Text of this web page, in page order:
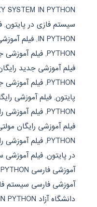
SYSTEM IN PYTHON
سیستم فازی در پایتون,
IN PYTHON
,
PYTHON
, فیلم آموزشی
PYTHON
, فیلم آموزشی
پایتون,
PYTHON
, فیلم آموزشی
PYTHON
, فیلم آموزشی
در پایتون, فیلم آموزشی
آموزشی فارسی FUZZY SYSTEM IN PYTHON
آموزشی فارسی سیستم
دانشگاه آزاد FUZZY SYSTEM IN PYTHON